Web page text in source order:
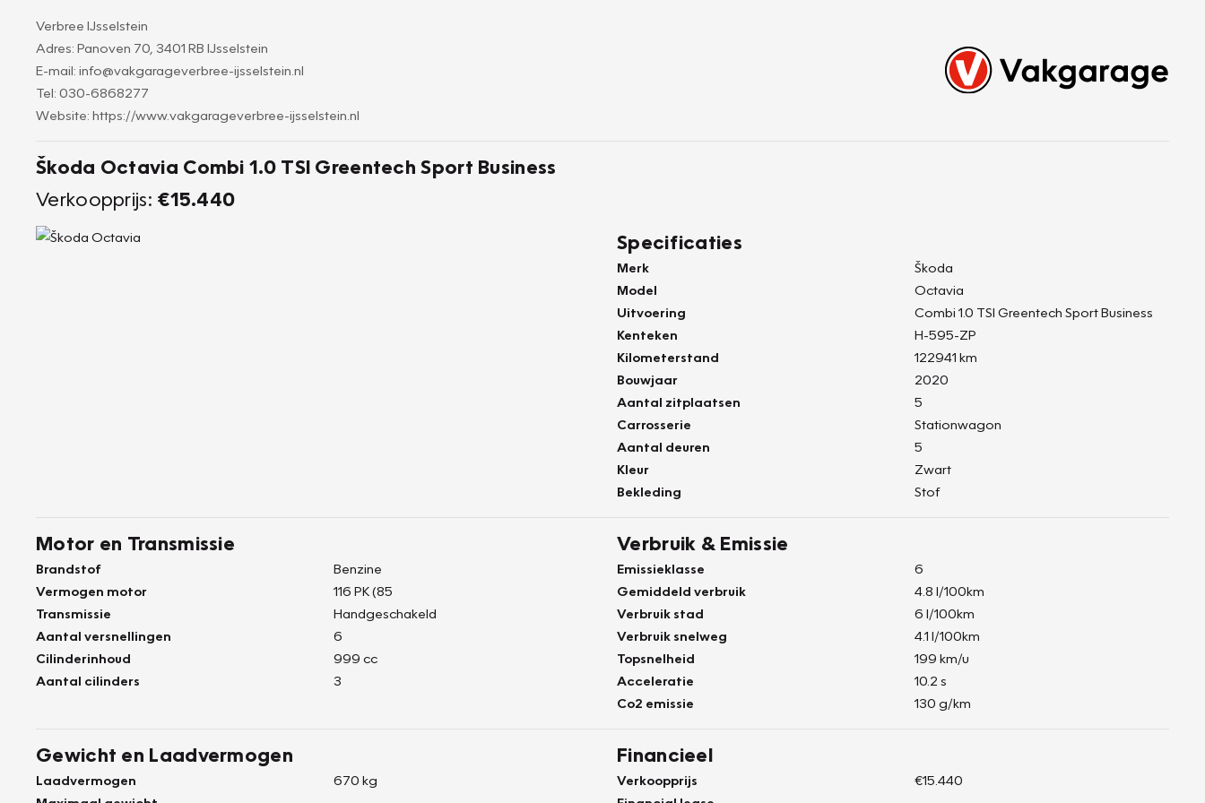
Verbree IJsselstein
Adres: Panoven 70, 3401 RB IJsselstein
E-mail: info@vakgarageverbree-ijsselstein.nl
Tel: 030-6868277
Website: https://www.vakgarageverbree-ijsselstein.nl
Škoda Octavia Combi 1.0 TSI Greentech Sport Business
Verkoopprijs: €15.440
Specificaties
Merk
Škoda
Model
Octavia
Uitvoering
Combi 1.0 TSI Greentech Sport Business
Kenteken
H-595-ZP
Kilometerstand
122941 km
Bouwjaar
2020
Aantal zitplaatsen
5
Carrosserie
Stationwagon
Aantal deuren
5
Kleur
Zwart
Bekleding
Stof
Motor en Transmissie
Brandstof
Benzine
Vermogen motor
116 PK (85
Transmissie
Handgeschakeld
Aantal versnellingen
6
Cilinderinhoud
999 cc
Aantal cilinders
3
Verbruik & Emissie
Emissieklasse
6
Gemiddeld verbruik
4.8 l/100km
Verbruik stad
6 l/100km
Verbruik snelweg
4.1 l/100km
Topsnelheid
199 km/u
Acceleratie
10.2 s
Co2 emissie
130 g/km
Gewicht en Laadvermogen
Laadvermogen
670 kg
Financieel
Verkoopprijs
€15.440